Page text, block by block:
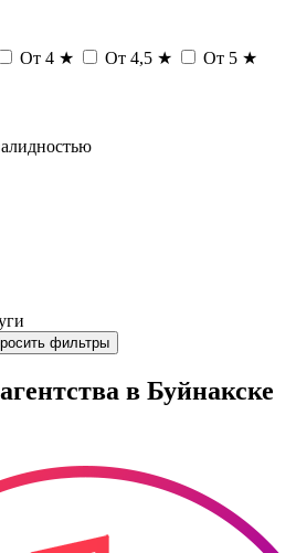
От 4 ★ От 4,5 ★ От 5 ★
фильтры
в Буйнакске